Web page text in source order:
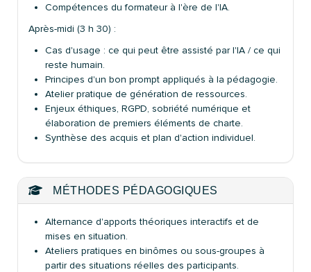
Compétences du formateur à l'ère de l'IA.
Après-midi (3 h 30) :
Cas d'usage : ce qui peut être assisté par l'IA / ce qui
reste humain.
Principes d'un bon prompt appliqués à la pédagogie.
Atelier pratique de génération de ressources.
Enjeux éthiques, RGPD, sobriété numérique et
élaboration de premiers éléments de charte.
Synthèse des acquis et plan d'action individuel.
MÉTHODES PÉDAGOGIQUES
Alternance d'apports théoriques interactifs et de
mises en situation.
Ateliers pratiques en binômes ou sous-groupes à
partir des situations réelles des participants.